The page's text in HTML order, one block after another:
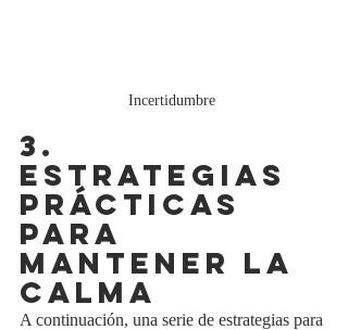
Incertidumbre
3.
ESTRATEGIAS
PRÁCTICAS
PARA
MANTENER LA
CALMA
A continuación, una serie de estrategias para